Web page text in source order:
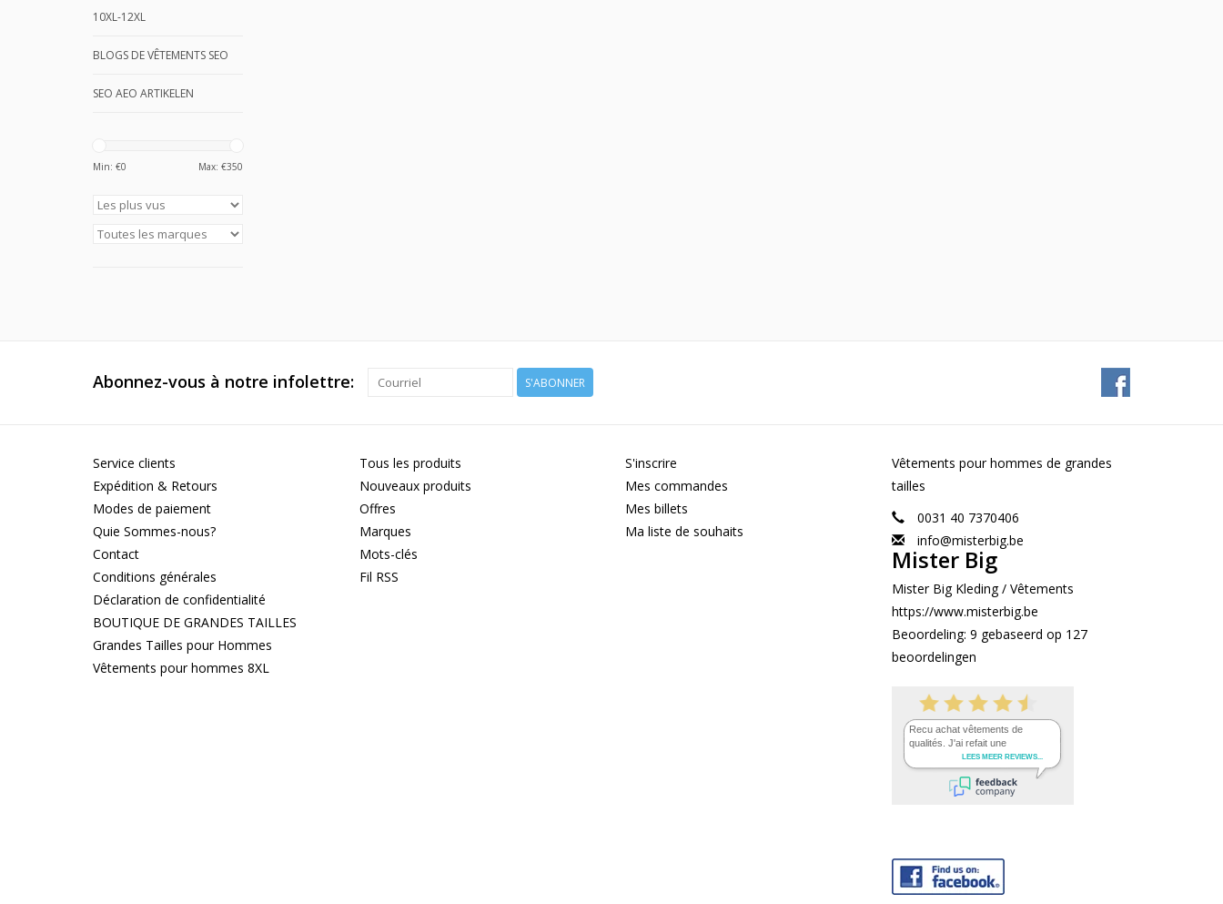
10XL-12XL
BLOGS DE VÊTEMENTS SEO
SEO AEO ARTIKELEN
Min: €0 Max: €350
Abonnez-vous à notre infolettre: S'ABONNER
Service clients
Expédition & Retours
Modes de paiement
Quie Sommes-nous?
Contact
Conditions générales
Déclaration de confidentialité
BOUTIQUE DE GRANDES TAILLES
Grandes Tailles pour Hommes
Vêtements pour hommes 8XL
Tous les produits
Nouveaux produits
Offres
Marques
Mots-clés
Fil RSS
S'inscrire
Mes commandes
Mes billets
Ma liste de souhaits
Vêtements pour hommes de grandes
tailles
0031 40 7370406
info@misterbig.be
Mister Big
Mister Big Kleding / Vêtements
https://www.misterbig.be
Beoordeling: 9 gebaseerd op 127
beoordelingen